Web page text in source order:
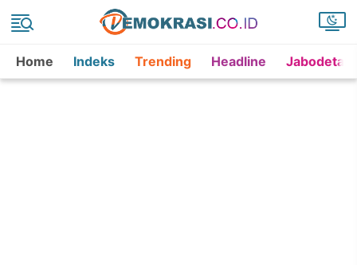
Home Indeks Trending Headline